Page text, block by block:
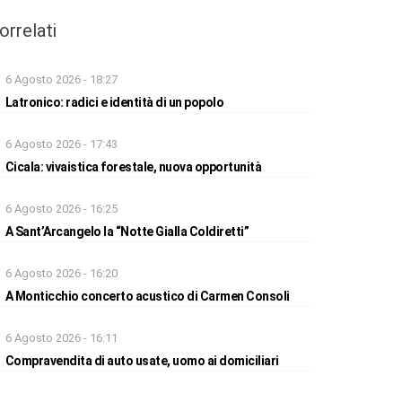
6 Agosto 2026 - 18:27
Latronico: radici e identità di un popolo
6 Agosto 2026 - 17:43
Cicala: vivaistica forestale, nuova opportunità
6 Agosto 2026 - 16:25
A Sant’Arcangelo la “Notte Gialla Coldiretti”
6 Agosto 2026 - 16:20
A Monticchio concerto acustico di Carmen Consoli
6 Agosto 2026 - 16:11
Compravendita di auto usate, uomo ai domiciliari